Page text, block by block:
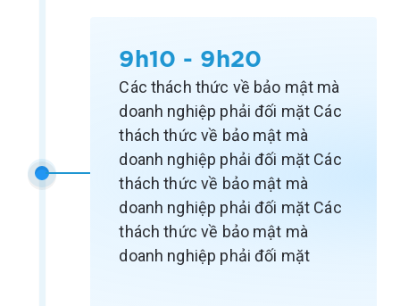
9h10 - 9h20
Các thách thức về bảo mật mà
doanh nghiệp phải đối mặt Các
thách thức về bảo mật mà
doanh nghiệp phải đối mặt Các
thách thức về bảo mật mà
doanh nghiệp phải đối mặt Các
thách thức về bảo mật mà
doanh nghiệp phải đối mặt